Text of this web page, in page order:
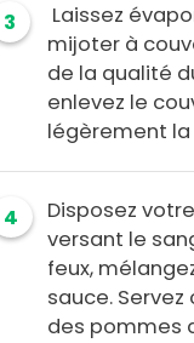
3
Laissez
mijoter à
de la qualité
enlevez le
légèrement la
4
Disposez
versant le
feux,
sauce.
des pommes